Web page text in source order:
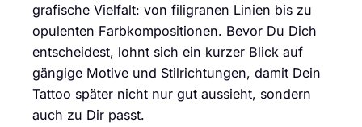
grafische Vielfalt: von filigranen Linien bis zu
opulenten Farbkompositionen. Bevor Du Dich
entscheidest, lohnt sich ein kurzer Blick auf
gängige Motive und Stilrichtungen, damit Dein
Tattoo später nicht nur gut aussieht, sondern
auch zu Dir passt.